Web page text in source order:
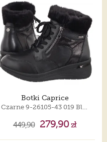
Botki Caprice
Czarne 9-26105-43 019 Black Comb
449,90 279,90zł